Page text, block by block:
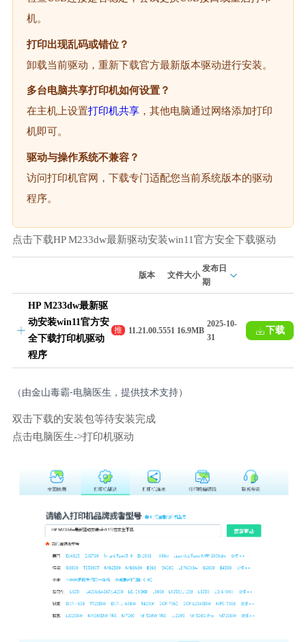
机。
打印出现乱码或错位？
卸载当前驱动，重新下载官方最新版本驱动进行安装。
多台电脑共享打印机如何设置？
在主机上设置打印机共享，其他电脑通过网络添加打印
机即可。
驱动与操作系统不兼容？
访问打印机官网，下载专门适配您当前系统版本的驱动
程序。
点击下载HP M233dw最新驱动安装win11官方安全下载驱动
版本 文件大小
发布日
期
HP M233dw最新驱
动安装win11官方安
全下载打印机驱动
程序
推
11.21.00.5551 16.9MB
2025-10-
31
下载
（由金山毒霸-电脑医生，提供技术支持）
双击下载的安装包等待安装完成
点击电脑医生->打印机驱动